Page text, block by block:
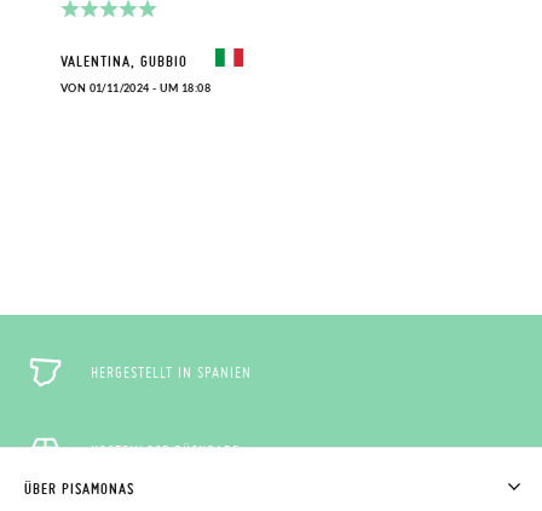
VALENTINA, GUBBIO
VON 01/11/2024 - UM 18:08
HERGESTELLT IN SPANIEN
KOSTENLOSE RÜCKGABE
ÜBER PISAMONAS